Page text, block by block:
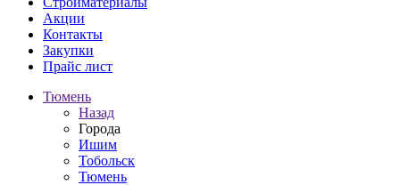
Акции
Контакты
Закупки
Прайс лист
Тюмень
Назад
Города
Ишим
Тобольск
Тюмень